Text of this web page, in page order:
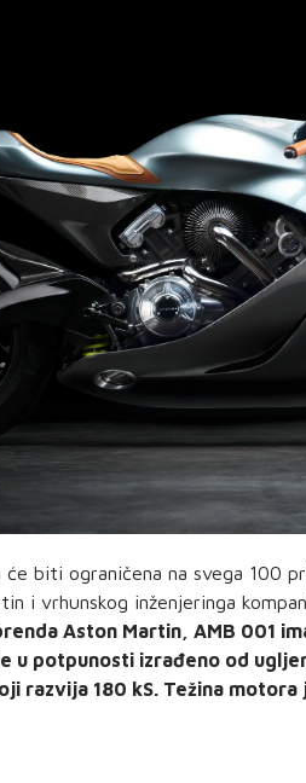
biti ograničena na svega 100
i vrhunskog inženjeringa
Aston Martin, AMB 001
u potpunosti izrađeno od
razvija 180 kS. Težina motora